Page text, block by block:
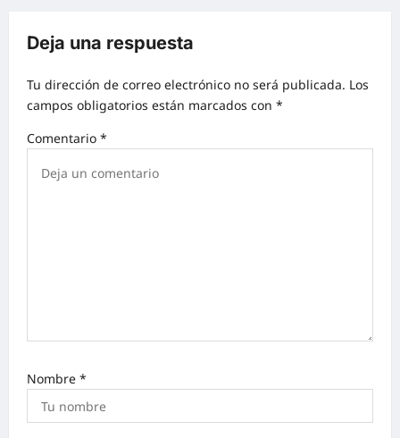
Deja una respuesta
Tu dirección de correo electrónico no será publicada. Los
campos obligatorios están marcados con *
Comentario *
Nombre *